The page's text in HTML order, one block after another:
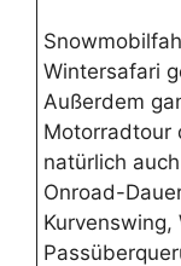
Wintersafari
Außerdem
Motorradtour
natürlich
Onroad-